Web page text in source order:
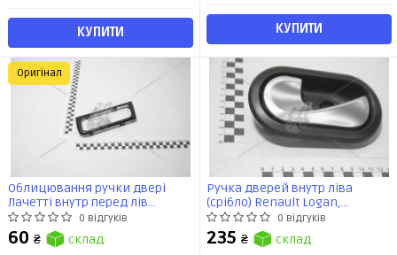
КУПИТИ КУПИТИ
Облицювання ручки двері
Лачетті внутр перед лів
(96548324) GM0 відгуків
60 ₴ склад
Оригінал
Ручка дверей внутр ліва
(срібло) Renault Logan,
Sandero, Duster (55832) Asam
0 відгуків
235 ₴ склад